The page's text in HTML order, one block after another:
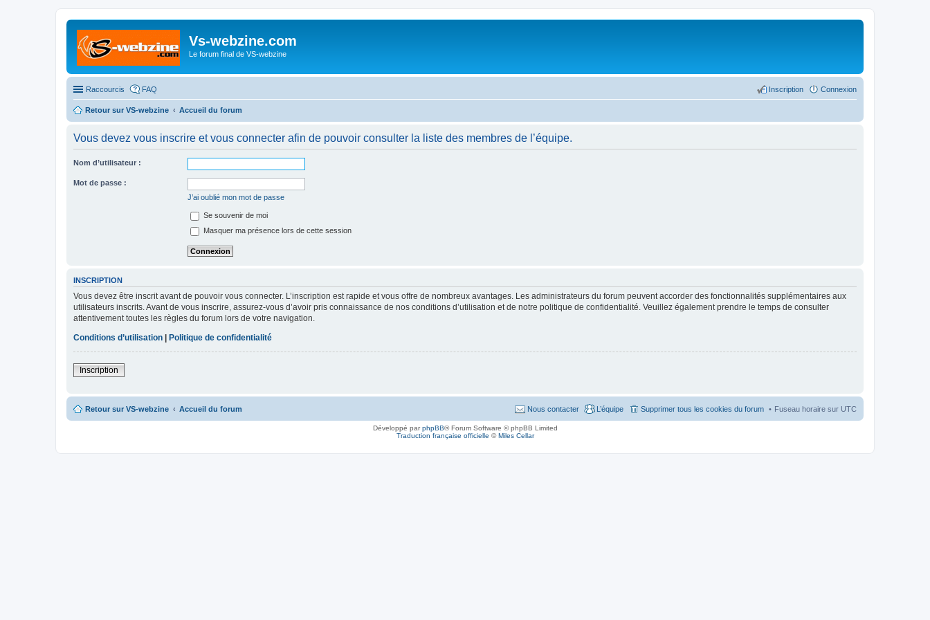
Vs-webzine.com
Le forum final de VS-webzine
Raccourcis FAQ Connexion
Inscription
Retour sur VS-webzine Accueil du forum
Vous devez vous inscrire et vous connecter afin de pouvoir consulter la liste des membres de l’équipe.
Nom d’utilisateur :
Mot de passe :
J’ai oublié mon mot de passe
Se souvenir de moi
Masquer ma présence lors de cette session
INSCRIPTION
Vous devez être inscrit avant de pouvoir vous connecter. L’inscription est rapide et vous offre de nombreux avantages. Les administrateurs du forum peuvent accorder des fonctionnalités supplémentaires aux
utilisateurs inscrits. Avant de vous inscrire, assurez-vous d’avoir pris connaissance de nos conditions d’utilisation et de notre politique de confidentialité. Veuillez également prendre le temps de consulter
attentivement toutes les règles du forum lors de votre navigation.
Conditions d’utilisation
Politique de confidentialité
Inscription
Retour sur VS-webzine Accueil du forum Fuseau horaire sur UTC
Supprimer tous les cookies du forum
L’équipe
Nous contacter
Développé parphpBB® Forum Software © phpBB Limited
Traduction française officielle ©Miles Cellar